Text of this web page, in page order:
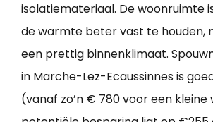
isolatiemateriaal. De woonruimte
de warmte beter vast te houden,
een prettig binnenklimaat.
in Marche-Lez-Ecaussinnes is
(vanaf zo’n € 780 voor een kleine